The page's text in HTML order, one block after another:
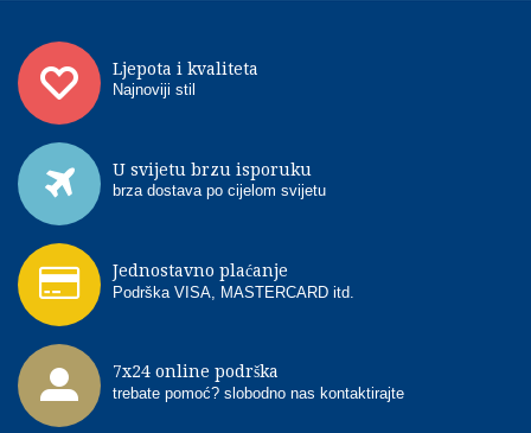
Ljepota i kvaliteta
Najnoviji stil
U svijetu brzu isporuku
brza dostava po cijelom svijetu
Jednostavno plaćanje
Podrška VISA, MASTERCARD itd.
7x24 online podrška
trebate pomoć? slobodno nas kontaktirajte